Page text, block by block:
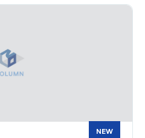
NEW